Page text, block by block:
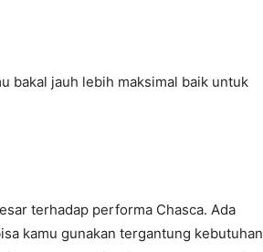
bakal jauh lebih maksimal baik untuk
terhadap performa Chasca. Ada
kamu gunakan tergantung kebutuhan